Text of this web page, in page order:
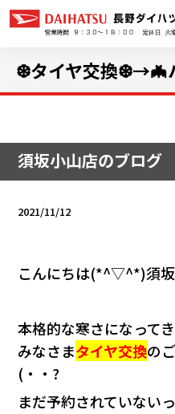
❆タイヤ交換❆→🦇
須坂小山店のブログ
2021/11/12
こんにちは(*^▽^*)須
本格的な寒さになって
みなさまタイヤ交換の
(・・?
まだ予約されていない